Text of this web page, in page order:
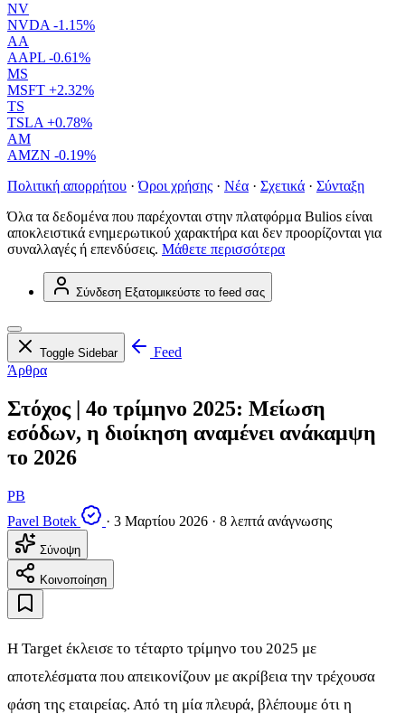
NV
NVDA -1.15%
AA
AAPL -0.61%
MS
MSFT +2.32%
TS
TSLA +0.78%
AM
AMZN -0.19%
Πολιτική απορρήτου · Όροι χρήσης · Νέα · Σχετικά · Σύνταξη
Όλα τα δεδομένα που παρέχονται στην πλατφόρμα Bulios είναι
αποκλειστικά ενημερωτικού χαρακτήρα και δεν προορίζονται για
συναλλαγές ή επενδύσεις. Μάθετε περισσότερα
Σύνδεση Εξατομικεύστε το feed σας
Toggle Sidebar
Feed
Άρθρα
Στόχος | 4ο τρίμηνο 2025: Μείωση
εσόδων, η διοίκηση αναμένει ανάκαμψη
το 2026
PB
Pavel Botek
· 3 Μαρτίου 2026 · 8 λεπτά ανάγνωσης
Σύνοψη
Κοινοποίηση
Η Target έκλεισε το τέταρτο τρίμηνο του 2025 με
αποτελέσματα που απεικονίζουν με ακρίβεια την τρέχουσα
φάση της εταιρείας. Από τη μία πλευρά, βλέπουμε ότι η